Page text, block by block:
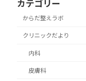
カテゴリー
からだ整えラボ
クリニックだより
内科
皮膚科